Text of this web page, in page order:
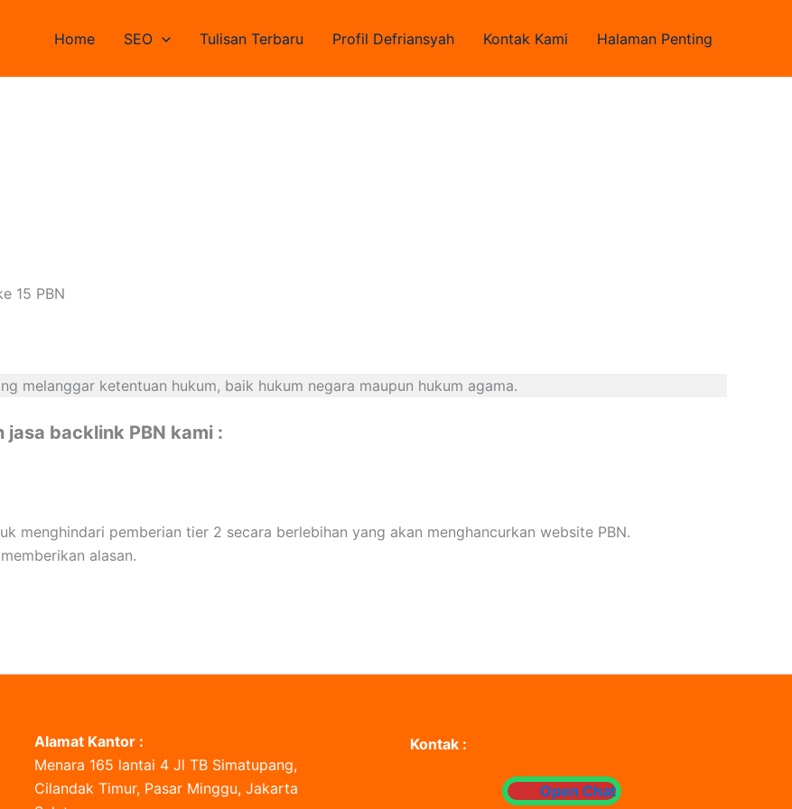
Home SEO Tulisan Terbaru Profil Defriansyah Kontak Kami Halaman Penting
15 PBN
melanggar ketentuan hukum, baik hukum negara maupun hukum agama.
backlink PBN kami :
menghindari pemberian tier 2 secara berlebihan yang akan menghancurkan website PBN.
alasan.
Alamat Kantor :
Menara 165 lantai 4 Jl TB Simatupang,
Cilandak Timur, Pasar Minggu, Jakarta
Kontak :
Open Chat